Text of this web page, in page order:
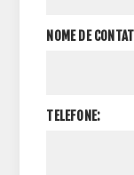
NOME DE
TELEFONE: